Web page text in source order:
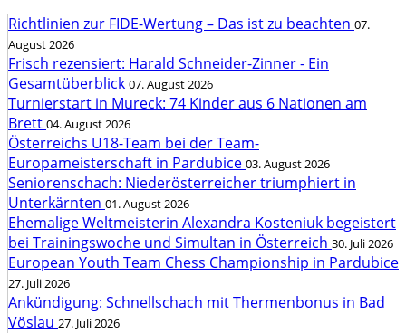
Richtlinien zur FIDE-Wertung – Das ist zu beachten 07.
August 2026
Frisch rezensiert: Harald Schneider-Zinner - Ein
Gesamtüberblick 07. August 2026
Turnierstart in Mureck: 74 Kinder aus 6 Nationen am
Brett 04. August 2026
Österreichs U18-Team bei der Team-
Europameisterschaft in Pardubice 03. August 2026
Seniorenschach: Niederösterreicher triumphiert in
Unterkärnten 01. August 2026
Ehemalige Weltmeisterin Alexandra Kosteniuk begeistert
bei Trainingswoche und Simultan in Österreich 30. Juli 2026
European Youth Team Chess Championship in Pardubice
27. Juli 2026
Ankündigung: Schnellschach mit Thermenbonus in Bad
Vöslau 27. Juli 2026